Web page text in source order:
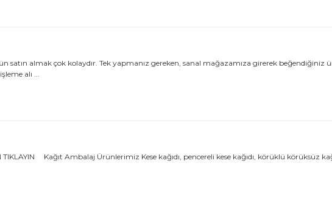
satın almak çok kolaydır. Tek yapmanız gereken, sanal mağazamıza girerek
alı ...
Kağıt Ambalaj Ürünlerimiz Kese kağıdı, pencereli kese kağıdı, körüklü körüksüz